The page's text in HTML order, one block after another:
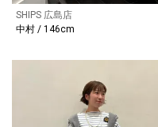
SHIPS 広島店
中村 / 146cm